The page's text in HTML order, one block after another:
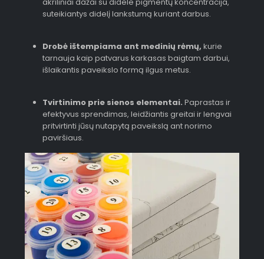
suteikiantys didelį lankstumą kuriant darbus.
Drobė ištempiama ant medinių rėmų, kurie
tarnauja kaip patvarus karkasas baigtam darbui,
išlaikantis paveikslo formą ilgus metus.
Tvirtinimo prie sienos elementai. Paprastas ir
efektyvus sprendimas, leidžiantis greitai ir lengvai
pritvirtinti jūsų nutapytą paveikslą ant norimo
paviršiaus.